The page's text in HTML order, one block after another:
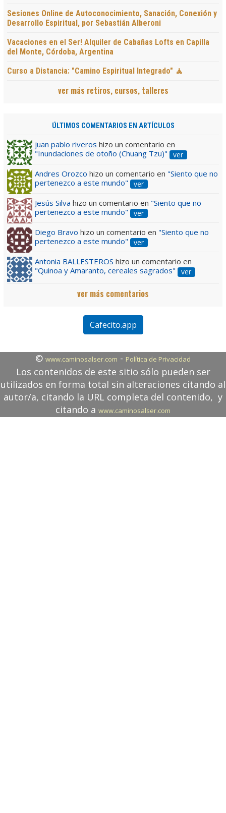
Sesiones Online de Autoconocimiento, Sanación, Conexión y
Desarrollo Espiritual, por Sebastián Alberoni
Vacaciones en el Ser! Alquiler de Cabañas Lofts en Capilla
del Monte, Córdoba, Argentina
Curso a Distancia: "Camino Espiritual Integrado" 🧘
ver más retiros, cursos, talleres
ÚLTIMOS COMENTARIOS EN ARTÍCULOS
juan pablo riveros hizo un comentario en
"Inundaciones de otoño (Chuang Tzu)"
ver
Andres Orozco hizo un comentario en "Siento que no
pertenezco a este mundo"
ver
Jesús Silva hizo un comentario en "Siento que no
pertenezco a este mundo"
ver
Diego Bravo hizo un comentario en "Siento que no
pertenezco a este mundo"
ver
Antonia BALLESTEROS hizo un comentario en
"Quinoa y Amaranto, cereales sagrados"
ver
ver más comentarios
Cafecito.app
© www.caminosalser.com - Política de Privacidad
Los contenidos de este sitio sólo pueden ser
utilizados en forma total sin alteraciones citando al
autor/a, citando la URL completa del contenido, y
citando a www.caminosalser.com